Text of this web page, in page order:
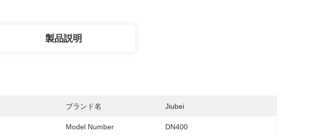
製品説明
ブランド名 Jiubei
Model Number DN400